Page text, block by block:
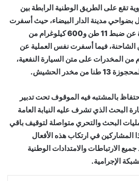
تقع على الطريق الوطنية الرابطة بين
بضواحي مدينة الدار البيضاء، حيث أسفرت
عمليات التفتيش المنجزة عن ضبط 11 طن و600 كيلوغرام من
الشاحنة، فيما أسفرت نفس العملية عن
كيلوغرام من المخدرات على متن السيارة النفعية،
مخدر الحشيش.
بالمشتبه فيه الموقوف تحت تدبير
البحث الذي تشرف عليه النيابة العامة
البحث والتحري متواصلة لتوقيف باقي
المشاركين في ارتكاب هذه الأفعال
الارتباطات والامتدادات الوطنية
الإجرامية.